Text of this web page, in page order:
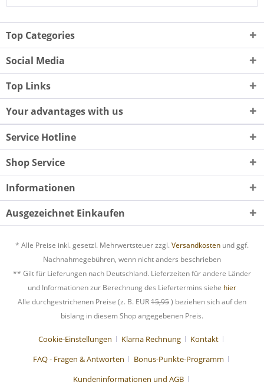
Top Categories
Social Media
Top Links
Your advantages with us
Service Hotline
Shop Service
Informationen
Ausgezeichnet Einkaufen
* Alle Preise inkl. gesetzl. Mehrwertsteuer zzgl. Versandkosten und ggf.
Nachnahmegebühren, wenn nicht anders beschrieben
** Gilt für Lieferungen nach Deutschland. Lieferzeiten für andere Länder
und Informationen zur Berechnung des Liefertermins siehe hier
Alle durchgestrichenen Preise (z. B. EUR15,95) beziehen sich auf den
bislang in diesem Shop angegebenen Preis.
Cookie-Einstellungen Klarna Rechnung
Kontakt
FAQ - Fragen & Antworten
Bonus-Punkte-Programm
Kundeninformationen und AGB